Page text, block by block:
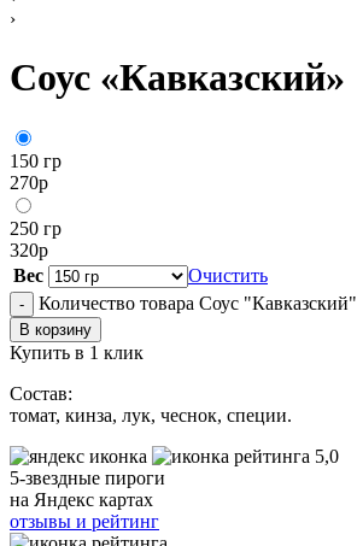
›
Соус «Кавказский»
150 гр
270р
250 гр
320р
Вес
Очистить
- Количество товара Соус "Кавказский"
В корзину
Купить в 1 клик
Состав:
томат, кинза, лук, чеснок, специи.
5,0
5-звездные пироги
на Яндекс картах
отзывы и рейтинг